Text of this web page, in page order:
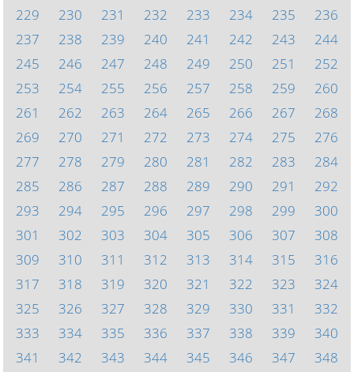
229
230 231 232 233 234 235
236
237
238 239 240 241 242 243
244
245
246 247 248 249 250 251
252
253
254 255 256 257 258 259
260
261
262 263 264 265 266 267
268
269
270 271 272 273 274 275
276
277
278 279 280 281 282 283
284
285
286 287 288 289 290 291
292
293
294 295 296 297 298 299
300
301
302 303 304 305 306 307
308
309
310 311 312 313 314 315
316
317
318 319 320 321 322 323
324
325
326 327 328 329 330 331
332
333
334 335 336 337 338 339
340
341
342 343 344 345 346 347
348